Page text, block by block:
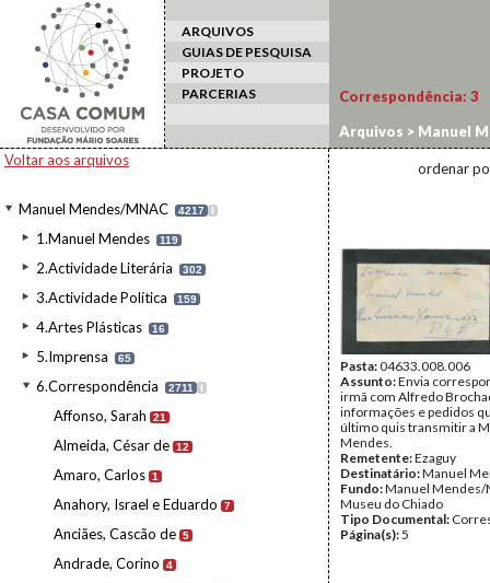
ARQUIVOS
GUIAS DE PESQUISA
PROJETO
PARCERIAS
Voltar aos arquivos
Manuel Mendes/MNAC 4217 I
1.Manuel Mendes 119
2.Actividade Literária 302
3.Actividade Política 159
4.Artes Plásticas 16
5.Imprensa 65
6.Correspondência 2711 I
Affonso, Sarah 21
Almeida, César de 12
Amaro, Carlos 1
Anahory, Israel e Eduardo 7
Anciães, Cascão de 5
Andrade, Corino 4
Correspondência: 3
Arquivos > Manuel
ordenar
Pasta:04633.008.006
Assunto:Envia
irmã com Alfredo
informações e pedidos
último quis transmitir a
Mendes.
Remetente:Ezaguy
Destinatário:Manuel
Fundo:Manuel Mendes/
Museu do Chiado
Tipo Documental:
Página(s):5